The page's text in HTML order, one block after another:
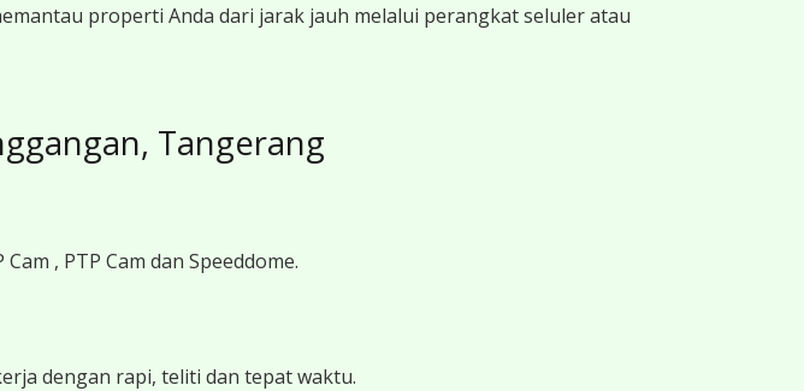
properti Anda dari jarak jauh melalui perangkat seluler atau
Tangerang
, PTP Cam dan Speeddome.
dengan rapi, teliti dan tepat waktu.